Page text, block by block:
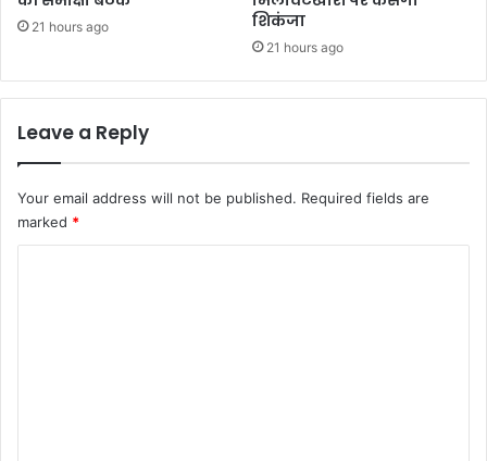
21 hours ago
शिकंजा
21 hours ago
Leave a Reply
Your email address will not be published. Required fields are
marked *